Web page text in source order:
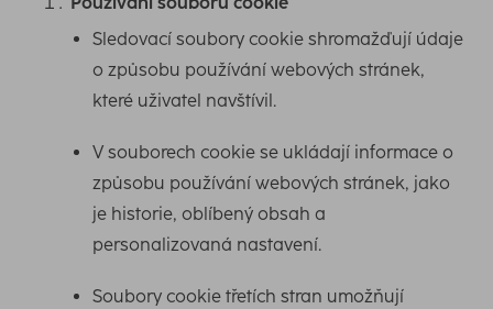
Sledovací soubory cookie shromažďují údaje
o způsobu používání webových stránek,
které uživatel navštívil.
V souborech cookie se ukládají informace o
způsobu používání webových stránek, jako
je historie, oblíbený obsah a
personalizovaná nastavení.
Soubory cookie třetích stran umožňují